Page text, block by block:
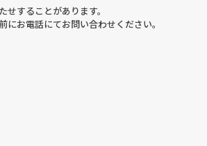
することがあります。
お電話にてお問い合わせください。